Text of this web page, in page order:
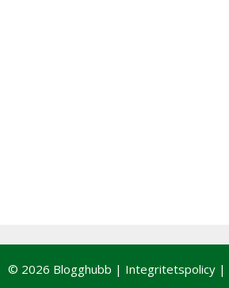
© 2026 Blogghubb | Integritetspolicy |